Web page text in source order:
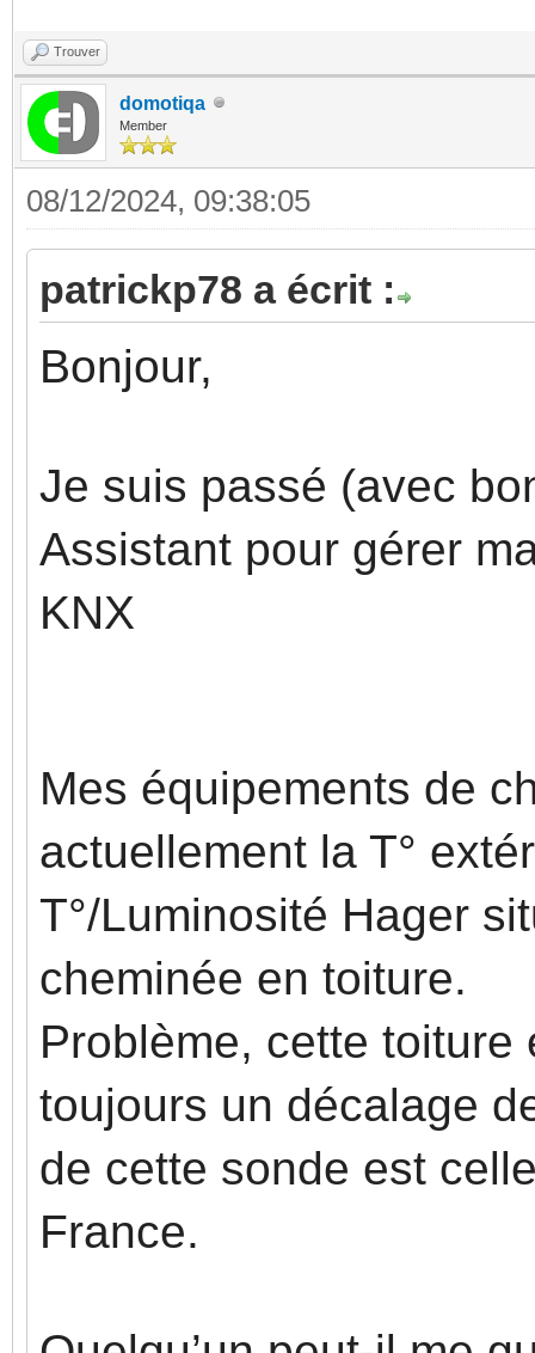
Trouver
domotiqa
Member
08/12/2024, 09:38:05
patrickp78 a écrit :
Bonjour,
Je suis passé (avec
Assistant pour gérer
KNX
Mes équipements de
actuellement la T°
T°/Luminosité Hager
cheminée en toiture.
Problème, cette toiture
toujours un décalage
de cette sonde est
France.